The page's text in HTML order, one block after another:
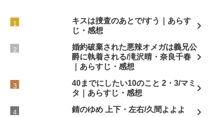
キスは捜査のあとで/すう｜あらす
じ・感想
婚約破棄された悪辣オメガは義兄公
爵に執着される/滝沢晴・奈良千春
｜あらすじ・感想
40までにしたい10のこと 2・3/マミ
タ｜あらすじ・感想
錆のゆめ 上下・左右/久間よよよ